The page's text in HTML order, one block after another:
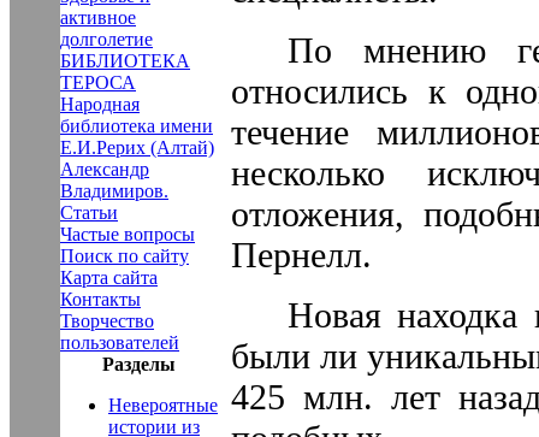
активное
долголетие
БИБЛИОТЕКА
ТЕРОСА
Народная
библиотека имени
Е.И.Рерих (Алтай)
Александр
Владимиров.
Статьи
Частые вопросы
Поиск по сайту
Карта сайта
Контакты
Творчество
пользователей
Разделы
Невероятные
истории из
По мнению
относились к
течение
несколько
отложения,
Пернелл.
Новая находка
были ли
425 млн. лет